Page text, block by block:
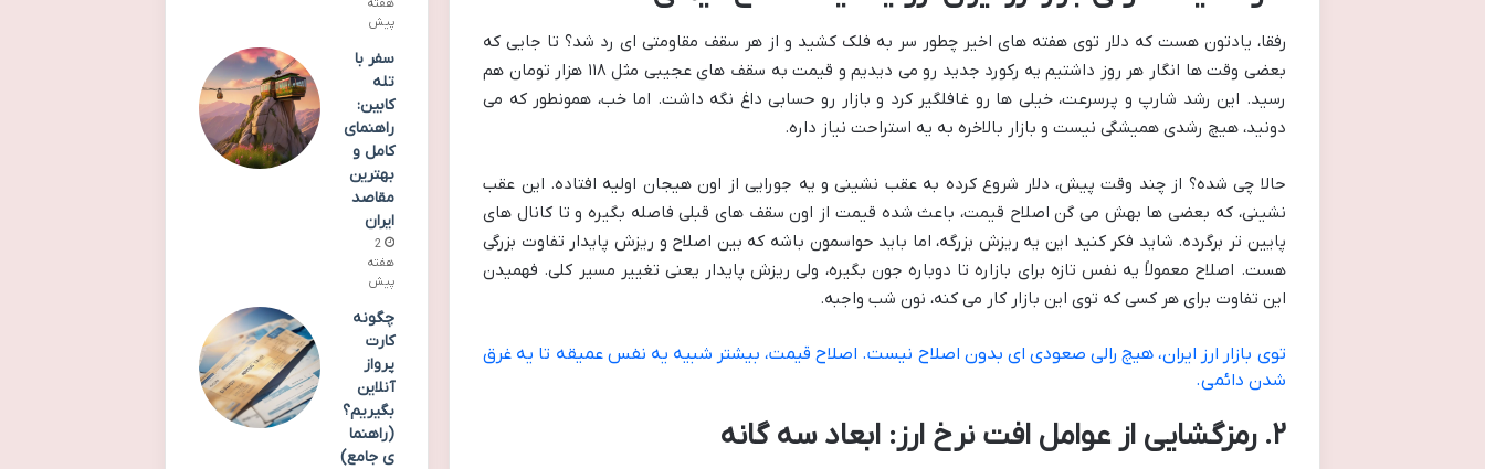
رفقا، یادتون هست که دلار توی هفته های اخیر چطور سر به فلک کشید و از هر سقف مقاومتی ای رد شد؟ تا جایی که
بعضی وقت ها انگار هر روز داشتیم یه رکورد جدید رو می دیدیم و قیمت به سقف های عجیبی مثل ۱۱۸ هزار تومان هم
رسید. این رشد شارپ و پرسرعت، خیلی ها رو غافلگیر کرد و بازار رو حسابی داغ نگه داشت. اما خب، همونطور که می
دونید، هیچ رشدی همیشگی نیست و بازار بالاخره به یه استراحت نیاز داره.
حالا چی شده؟ از چند وقت پیش، دلار شروع کرده به عقب نشینی و یه جورایی از اون هیجان اولیه افتاده. این عقب
نشینی، که بعضی ها بهش می گن اصلاح قیمت، باعث شده قیمت از اون سقف های قبلی فاصله بگیره و تا کانال های
پایین تر برگرده. شاید فکر کنید این یه ریزش بزرگه، اما باید حواسمون باشه که بین اصلاح و ریزش پایدار تفاوت بزرگی
هست. اصلاح معمولاً یه نفس تازه برای بازاره تا دوباره جون بگیره، ولی ریزش پایدار یعنی تغییر مسیر کلی. فهمیدن
این تفاوت برای هر کسی که توی این بازار کار می کنه، نون شب واجبه.
توی بازار ارز ایران، هیچ رالی صعودی ای بدون اصلاح نیست. اصلاح قیمت، بیشتر شبیه یه نفس عمیقه تا یه غرق
شدن دائمی.
۲. رمزگشایی از عوامل افت نرخ ارز: ابعاد سه گانه
هفته
پیش
سفر با
تله
کابین:
راهنمای
کامل و
بهترین
مقاصد
ایران
2
هفته
پیش
چگونه
کارت
پرواز
آنلاین
بگیریم؟
(راهنما
ی جامع)